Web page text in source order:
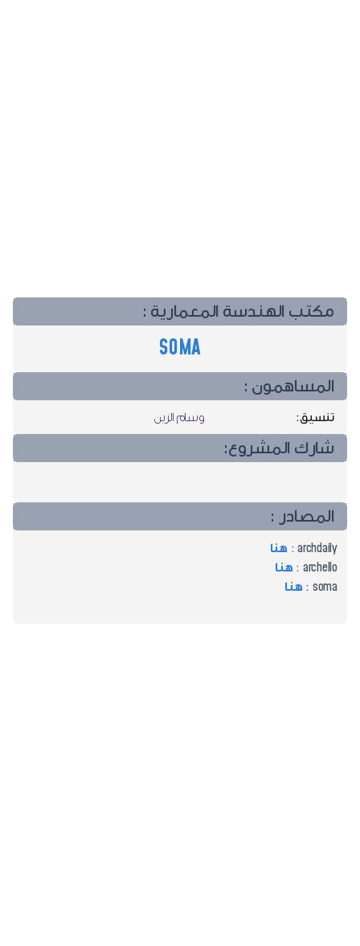
مكتب الهندسة المعمارية :
SOMA
المساهمون :
تنسيق: وسام الزين
شارك المشروع:
المصادر :
archdaily : هنا
archello : هنا
soma : هنا